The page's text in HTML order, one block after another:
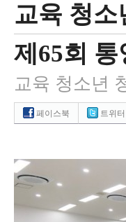
교육 청소
제65회
교육 청소년
페이스북 트위터